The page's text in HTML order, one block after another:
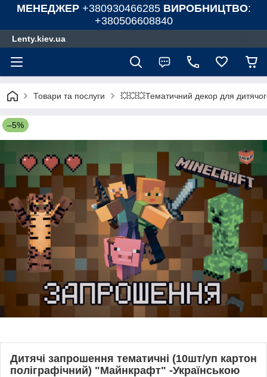
МЕНЕДЖЕР +380930466285 ВИРОБНИЦТВО:
+380506608840
Lenty.kiev.ua
Товари та послуги 💥💥💥Тематичний декор для
–5%
Дитячі запрошення тематичні (10шт/уп картон
поліграфічний) "Майнкрафт" -Українською